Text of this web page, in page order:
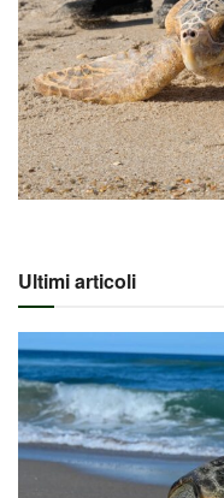
Ultimi articoli